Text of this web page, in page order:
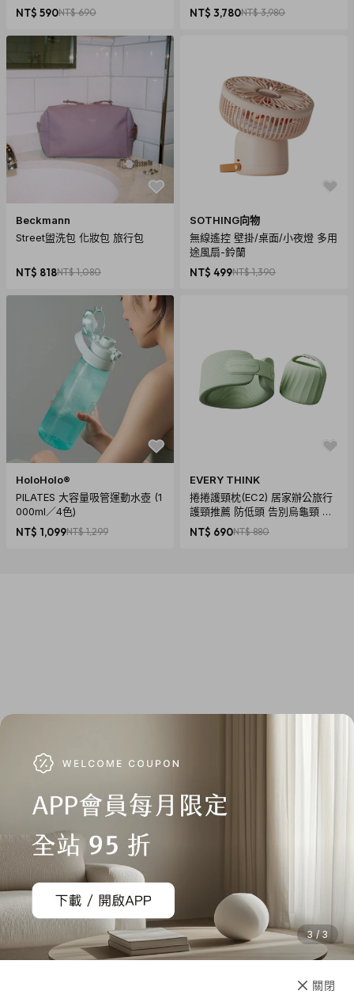
NT$ 590NT$ 690
NT$ 3,780NT$ 3,980
Beckmann
Street盥洗包 化妝包 旅行包
NT$ 818NT$ 1,080
SOTHING向物
無線遙控 壁掛/桌面/小夜燈 多用
途風扇-鈴蘭
NT$ 499NT$ 1,390
HoloHolo®
PILATES 大容量吸管運動水壺 (1
000ml／4色)
NT$ 1,099NT$ 1,299
EVERY THINK
捲捲護頸枕(EC2) 居家辦公旅行
護頸推薦 防低頭 告別烏龜頸 頸
椎養護 多色可選
NT$ 690NT$ 880
3 / 3
關閉